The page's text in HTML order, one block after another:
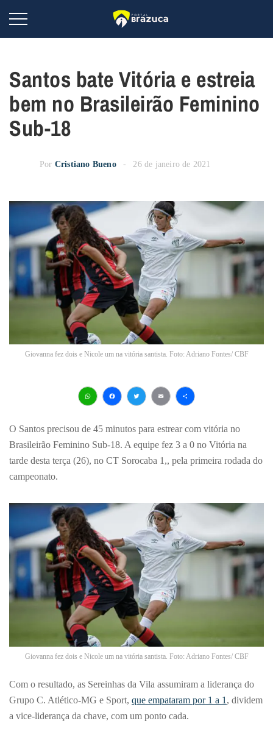
Santos bate Vitória e estreia
bem no Brasileirão Feminino
Sub-18
Por Cristiano Bueno 26 de janeiro de 2021
Giovanna fez dois e Nicole um na vitória santista. Foto: Adriano Fontes/ CBF
O Santos precisou de 45 minutos para estrear com vitória no
Brasileirão Feminino Sub-18. A equipe fez 3 a 0 no Vitória na
tarde desta terça (26), no CT Sorocaba 1,, pela primeira rodada do
campeonato.
Giovanna fez dois e Nicole um na vitória santista. Foto: Adriano Fontes/ CBF
Com o resultado, as Sereinhas da Vila assumiram a liderança do
Grupo C. Atlético-MG e Sport, que empataram por 1 a 1 , dividem
a vice-liderança da chave, com um ponto cada.